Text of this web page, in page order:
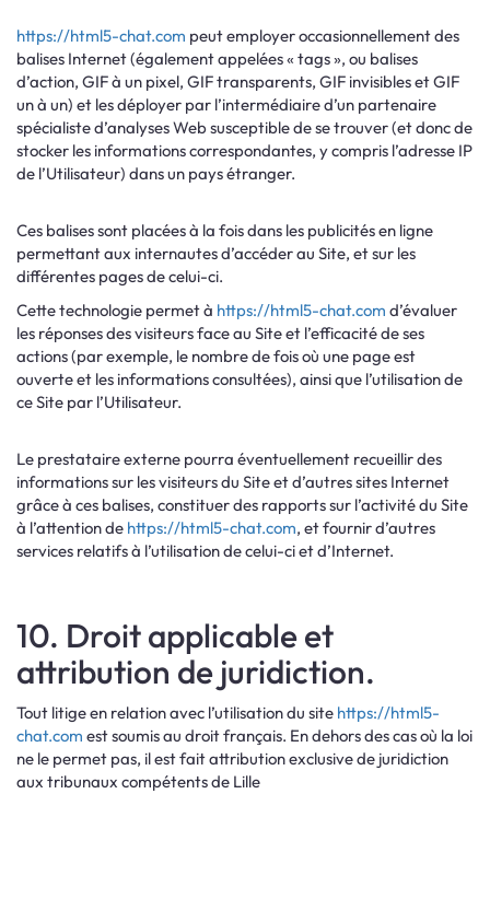
https://html5-chat.com peut employer occasionnellement des
balises Internet (également appelées « tags », ou balises
d’action, GIF à un pixel, GIF transparents, GIF invisibles et GIF
un à un) et les déployer par l’intermédiaire d’un partenaire
spécialiste d’analyses Web susceptible de se trouver (et donc de
stocker les informations correspondantes, y compris l’adresse IP
de l’Utilisateur) dans un pays étranger.
Ces balises sont placées à la fois dans les publicités en ligne
permettant aux internautes d’accéder au Site, et sur les
différentes pages de celui-ci.
Cette technologie permet à https://html5-chat.com d’évaluer
les réponses des visiteurs face au Site et l’efficacité de ses
actions (par exemple, le nombre de fois où une page est
ouverte et les informations consultées), ainsi que l’utilisation de
ce Site par l’Utilisateur.
Le prestataire externe pourra éventuellement recueillir des
informations sur les visiteurs du Site et d’autres sites Internet
grâce à ces balises, constituer des rapports sur l’activité du Site
à l’attention de https://html5-chat.com, et fournir d’autres
services relatifs à l’utilisation de celui-ci et d’Internet.
10. Droit applicable et
attribution de juridiction.
Tout litige en relation avec l’utilisation du site https://html5-
chat.com est soumis au droit français. En dehors des cas où la loi
ne le permet pas, il est fait attribution exclusive de juridiction
aux tribunaux compétents de Lille